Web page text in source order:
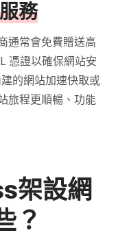
務
通常會免費贈送高
憑證以確保網站安
的網站加速快取或
旅程更順暢、功能
架設網
？